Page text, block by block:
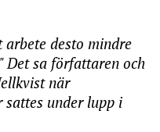
desto mindre
Det sa författaren och
när
sattes under lupp i